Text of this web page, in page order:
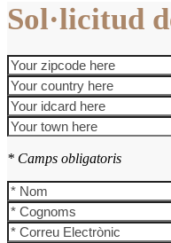
Sol·licitud
* Camps obligatoris